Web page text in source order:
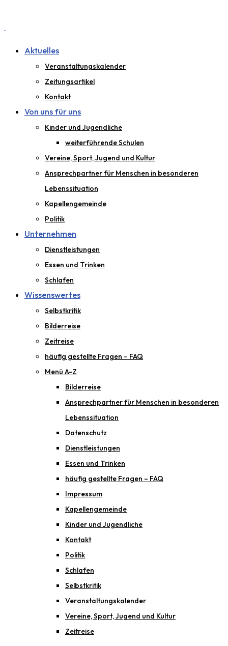
Aktuelles
Veranstaltungskalender
Zeitungsartikel
Kontakt
Von uns für uns
Kinder und Jugendliche
weiterführende Schulen
Vereine, Sport, Jugend und Kultur
Ansprechpartner für Menschen in besonderen
Lebenssituation
Kapellengemeinde
Politik
Unternehmen
Dienstleistungen
Essen und Trinken
Schlafen
Wissenswertes
Selbstkritik
Bilderreise
Zeitreise
häufig gestellte Fragen – FAQ
Menü A-Z
Bilderreise
Ansprechpartner für Menschen in besonderen
Lebenssituation
Datenschutz
Dienstleistungen
Essen und Trinken
häufig gestellte Fragen – FAQ
Impressum
Kapellengemeinde
Kinder und Jugendliche
Kontakt
Politik
Schlafen
Selbstkritik
Veranstaltungskalender
Vereine, Sport, Jugend und Kultur
Zeitreise